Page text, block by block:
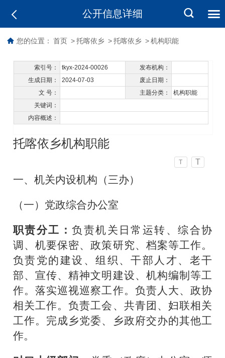
公开信息详细
您的位置： 首页 > 托喀依乡 > 托喀依乡 > 机构职能
索引号： tkyx-2024-00026
发布机构：
生成日期：
2024-07-03
废止日期：
文 号：
主题分类：
机构职能
关键词：
内容概述：
托喀依乡机构职能
T T
一、机关内设机构（三办）
（一）党政综合办公室
职责分工：负责机关日常运转、综合协
调、机要保密、政策研究、档案等工作。
负责党的建设、组织、干部人才、老干
部、宣传、精神文明建设、机构编制等工
作。落实巡视巡察工作。负责人大、政协
相关工作。负责工会、共青团、妇联相关
工作。完成乡党委、乡政府交办的其他工
作。